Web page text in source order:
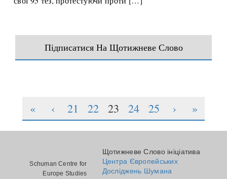
всіх святих, реформатор Мартін Лютер оприлюднив
« ‹ 21 22 23 24 25 › »
Щотижневе Слово ініціатива